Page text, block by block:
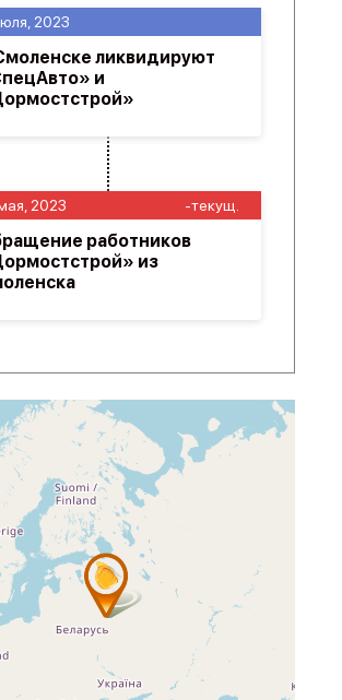
2023 -текущ.
работников
из
2023
ликвидируют
и